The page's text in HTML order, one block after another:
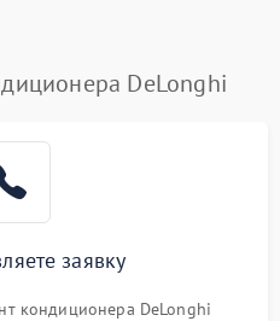
DeLonghi
заявку
кондиционера DeLonghi